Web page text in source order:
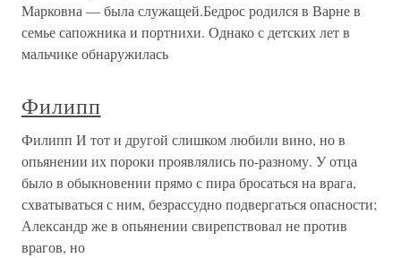
Марковна — была служащей.Бедрос родился в Варне в
семье сапожника и портнихи. Однако с детских лет в
мальчике обнаружилась
Филипп
Филипп И тот и другой слишком любили вино, но в
опьянении их пороки проявлялись по-разному. У отца
было в обыкновении прямо с пира бросаться на врага,
схватываться с ним, безрассудно подвергаться опасности;
Александр же в опьянении свирепствовал не против
врагов, но